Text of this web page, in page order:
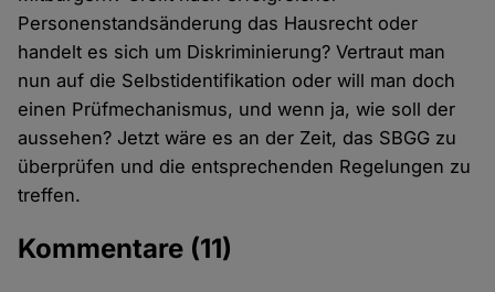
Personenstandsänderung das Hausrecht oder
handelt es sich um Diskriminierung? Vertraut man
nun auf die Selbstidentifikation oder will man doch
einen Prüfmechanismus, und wenn ja, wie soll der
aussehen? Jetzt wäre es an der Zeit, das SBGG zu
überprüfen und die entsprechenden Regelungen zu
treffen.
Kommentare (11)